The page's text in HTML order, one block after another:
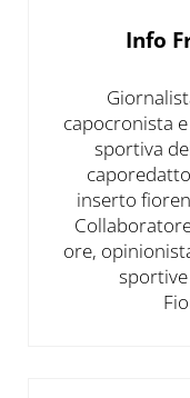
Info
capocronista
sportiva
inserto
ore,